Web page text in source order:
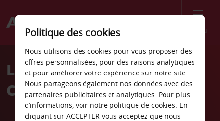
Menu
Welcome
AvisLocation de voiture Sun
City
Politique des cookies
Nous utilisons des cookies pour vous proposer des
offres personnalisées, pour des raisons analytiques
et pour améliorer votre expérience sur notre site.
Nous partageons également nos données avec des
partenaires publicitaires et analytiques. Pour plus
d’informations, voir notre politique de cookies. En
cliquant sur ACCEPTER vous acceptez que nous